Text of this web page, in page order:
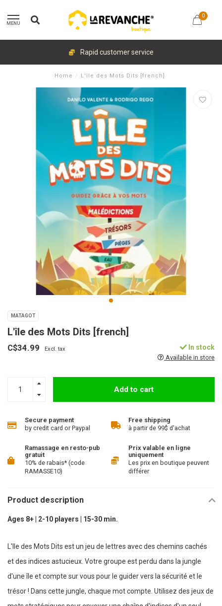
MENU
0
Rapid customer service
Home / L'île des Mots Dits [french]
MATAGOT
L'île des Mots Dits [french]
C$34.99 Excl. tax In stock
Available in store
Add to cart
Secure payment
by credit card or Paypal
Free shipping
à partir de 99$ d'achat
Ramassage en resto-pub
gratuit
10% de rabais* (code
RAMASSE10)
Prix valable en ligne
uniquement
Les prix en boutique peuvent
différer
Product description
Ages 8+ | 2-10 players | 15-30 min.
L'Ile des Mots Dits est un jeu de lettres avec des chemins cachés
et des indices astucieux. Votre groupe est perdu dans la jungle
d'une île et compte sur vous pour le guider vers la sécurité et le
trésor ! Dans cette jungle, chaque mot compte. Utilisez des jeux de